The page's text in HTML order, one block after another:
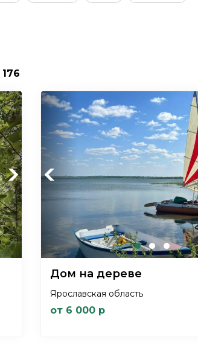
176
Next Previous
Дом на дереве
Ярославская область
от 6 000 р